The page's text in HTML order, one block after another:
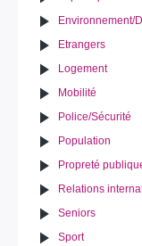
Environnement/
Etrangers
Logement
Mobilité
Police/Sécurité
Population
Propreté
Relations
Seniors
Sport